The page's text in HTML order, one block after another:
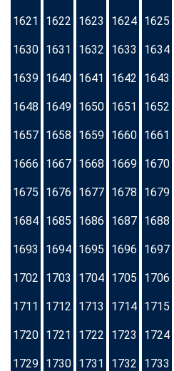
1621 1622 1623 1624 1625
1630 1631 1632 1633 1634
1639 1640 1641 1642 1643
1648 1649 1650 1651 1652
1657 1658 1659 1660 1661
1666 1667 1668 1669 1670
1675 1676 1677 1678 1679
1684 1685 1686 1687 1688
1693 1694 1695 1696 1697
1702 1703 1704 1705 1706
1711 1712 1713 1714 1715
1720 1721 1722 1723 1724
1729 1730 1731 1732 1733